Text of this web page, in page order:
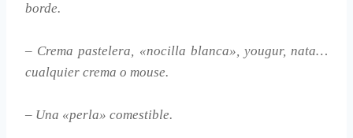
borde.
– Crema pastelera, «nocilla blanca», yougur, nata…
cualquier crema o mouse.
– Una «perla» comestible.